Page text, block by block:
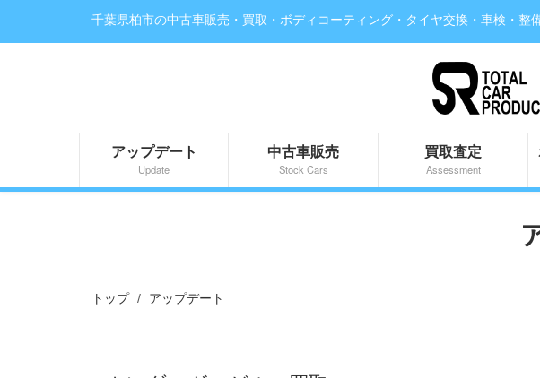
千葉県柏市の中古車販売・買取・ボディコーティング・タイヤ交換・車検・整
アップデート
Update
中古車販売
Stock Cars
買取査定
Assessment
トップ アップデート